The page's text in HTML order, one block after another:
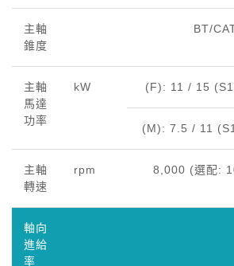
主軸
錐度
BT/
主軸
馬達
功率
kW (F): 11 / 15
(M): 7.5 / 11
主軸
轉速
rpm 8,000 (選配:
軸向
進給
率